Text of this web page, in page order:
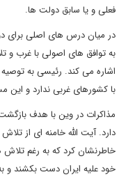
فعلی و یا سابق دولت ها.
در میان درس های اصلی برای
به توافق های اصولی با غرب و
اشاره می کند. رئیسی به توصیه
با کشورهای غربی ندارد و این
دارد. آیت الله خامنه ای از
خاطرنشان کرد که به رغم تلاش
خود علیه ایران دست بکشند و